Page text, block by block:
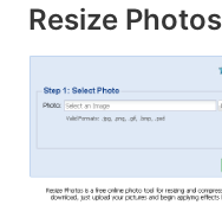
Resize Photos